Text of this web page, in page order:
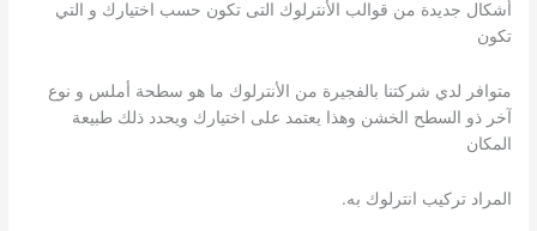
أشكال جديدة من قوالب الأنترلوك التى تكون حسب اختيارك و التي
تكون
متوافر لدي شركتنا بالفجيرة من الأنترلوك ما هو سطحة أملس و نوع
آخر ذو السطح الخشن وهذا يعتمد على اختيارك ويحدد ذلك طبيعة
المكان
المراد تركيب انترلوك به.